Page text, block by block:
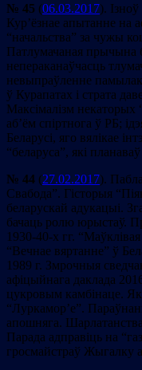
№ 45 (06.03.2017).
Кур’ёзнае апытанне
“начальства” за чужы
Патлумачаная прычына
непераканаўчасць
невыпраўленне
ў Курапатах і страта
Максімалізм
аб’ём спіртнога ў РБ;
Беларусі, яго вялікае
“беларуса”, які
№ 44 (27.02.2017).
Свабода”. Гісторыя
беларускай адукацыі.
бачаць ролю юрыстаў.
1930-40-х гг.
“Вечнае вяртанне” ў
1989 г. Змрочныя
афіцыйнага даклада
цукровым камбінаце. Як
“Луркамор’е”.
апошняга.
Парада адправіць на
гросмайстраў Жыгалку